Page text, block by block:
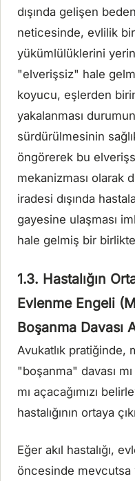
dışında gelişen
neticesinde, evlilik
yükümlülüklerini
"elverişsiz" hale
koyucu, eşlerden
yakalanması
sürdürülmesinin
öngörerek bu
mekanizması olarak
iradesi dışında
gayesine ulaşması
hale gelmiş bir
1.3. Hastalığın
Evlenme Engeli
Boşanma Davası
Avukatlık pratiğinde,
"boşanma" davası
mı açacağımızı
hastalığının ortaya
Eğer akıl hastalığı,
öncesinde mevcutsa